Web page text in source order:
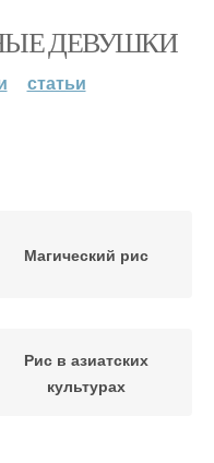
ДЕВУШКИ
статьи
Магический рис
Рис в азиатских
культурах